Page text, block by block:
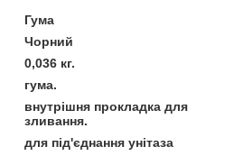
Гума
Чорний
0,036 кг.
гума.
внутрішня прокладка для
зливання.
для під'єднання унітаза